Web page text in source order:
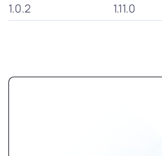
1.0.2
1.11.0